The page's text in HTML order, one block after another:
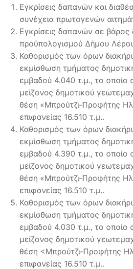
Εγκρίσεις δαπανών και
συνέχεια πρωτογενών
Εγκρίσεις δαπανών σε
προϋπολογισμού Δήμου
Καθορισμός των όρων
εκμίσθωση τμήματος
εμβαδού 4.040 τ.μ., το οποίο
μείζονος δημοτικού
θέση «Μπρούτζι-Προφήτης
επιφανείας 16.510 τ.μ..
Καθορισμός των όρων
εκμίσθωση τμήματος
εμβαδού 4.390 τ.μ., το οποίο
μείζονος δημοτικού
θέση «Μπρούτζι-Προφήτης
επιφανείας 16.510 τ.μ..
Καθορισμός των όρων
εκμίσθωση τμήματος
εμβαδού 4.030 τ.μ., το οποίο
μείζονος δημοτικού
θέση <Μπρούτζι-Προφήτης
επιφανείας 16.510 τ.μ..